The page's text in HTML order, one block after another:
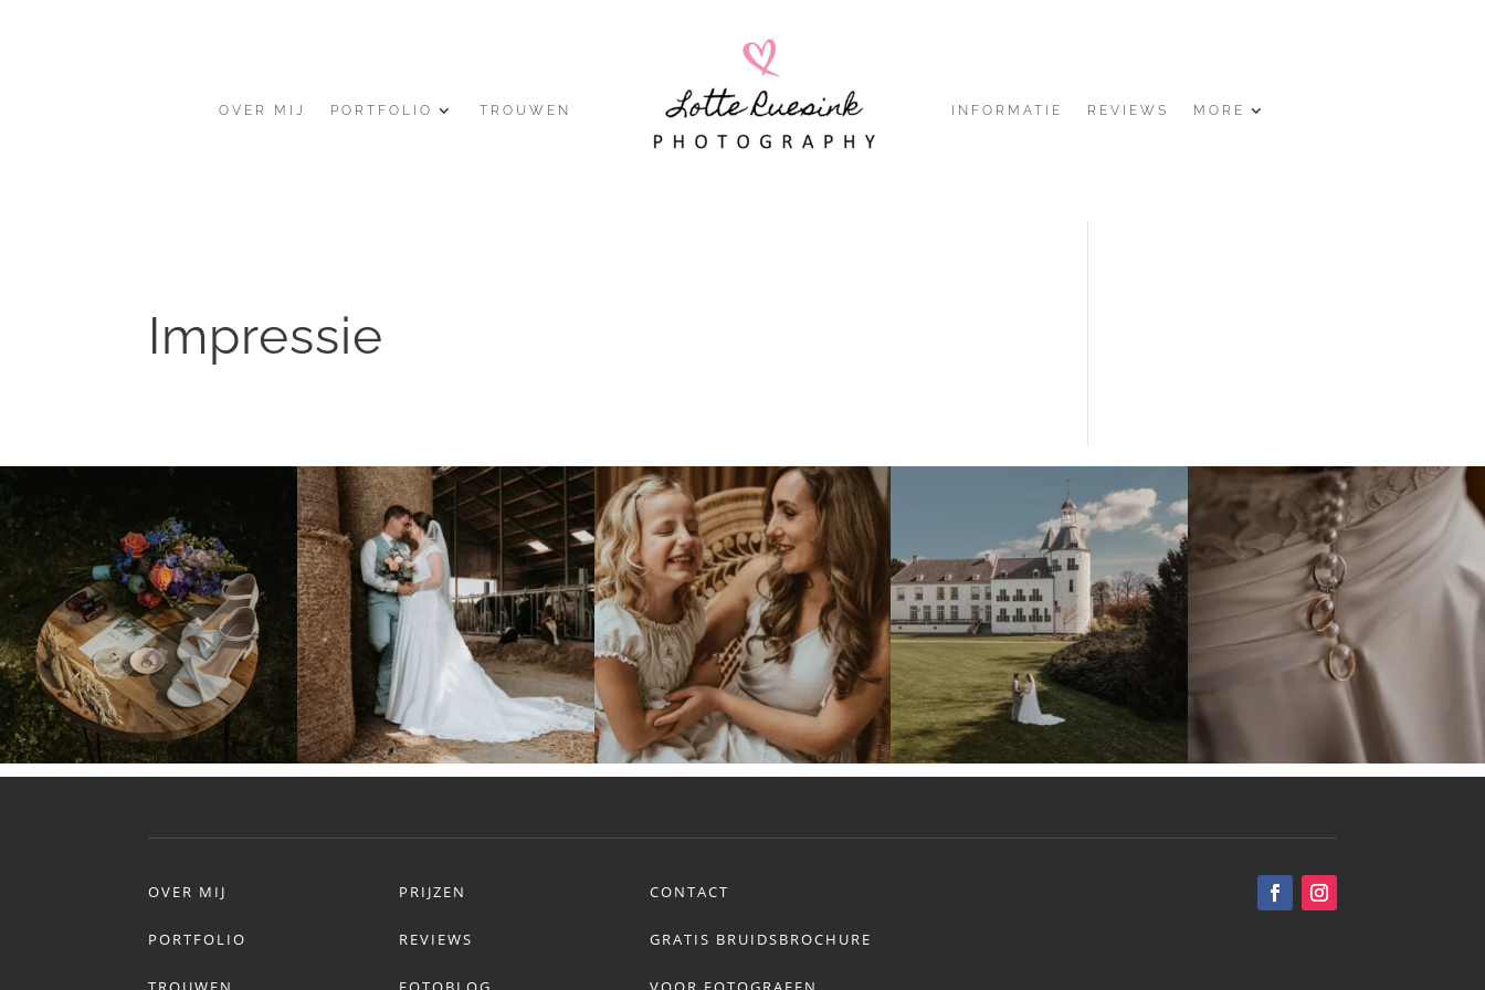
OVER MIJ PORTFOLIO TROUWEN INFORMATIE REVIEWS MORE
Impressie
OVER MIJ
PORTFOLIO
PRIJZEN
REVIEWS
CONTACT
GRATIS BRUIDSBROCHURE